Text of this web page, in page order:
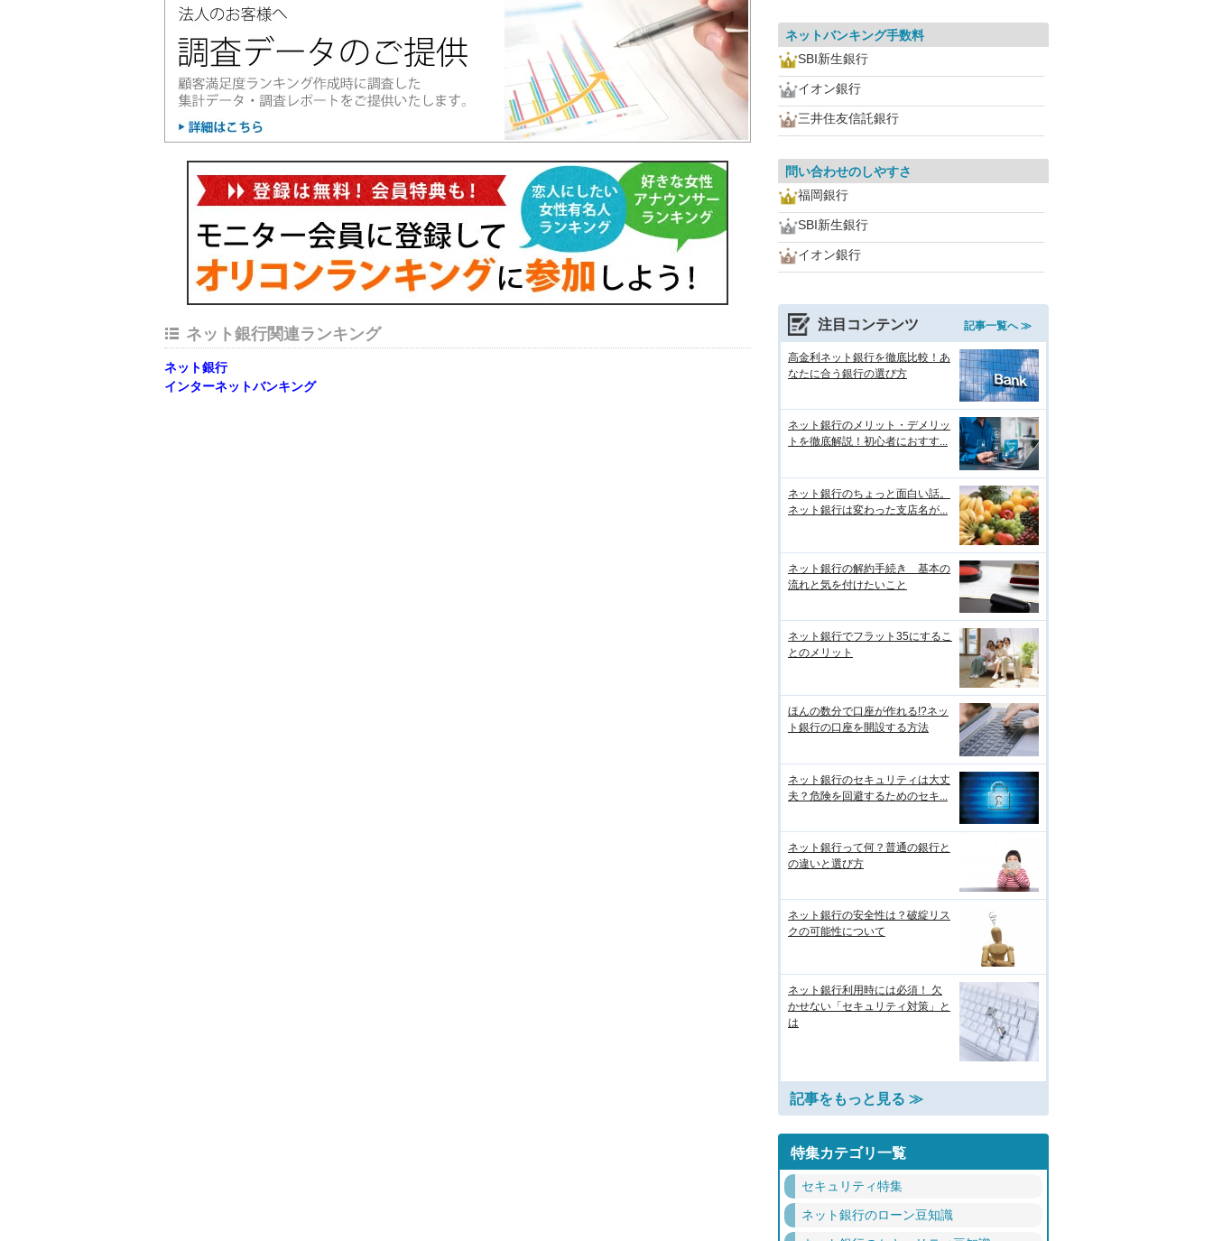
ネット銀行関連ランキング
ネット銀行
インターネットバンキング
ネットバンキング手数料
SBI新生銀行
イオン銀行
三井住友信託銀行
問い合わせのしやすさ
福岡銀行
SBI新生銀行
イオン銀行
注目コンテンツ 記事一覧へ ≫
高金利ネット銀行を徹底比較！あ
なたに合う銀行の選び方
ネット銀行のメリット・デメリッ
トを徹底解説！初心者におすす...
ネット銀行のちょっと面白い話。
ネット銀行は変わった支店名が...
ネット銀行の解約手続き 基本の
流れと気を付けたいこと
ネット銀行でフラット35にするこ
とのメリット
ほんの数分で口座が作れる!?ネッ
ト銀行の口座を開設する方法
ネット銀行のセキュリティは大丈
夫？危険を回避するためのセキ...
ネット銀行って何？普通の銀行と
の違いと選び方
ネット銀行の安全性は？破綻リス
クの可能性について
ネット銀行利用時には必須！ 欠
かせない「セキュリティ対策」と
は
記事をもっと見る ≫
特集カテゴリ一覧
セキュリティ特集
ネット銀行のローン豆知識